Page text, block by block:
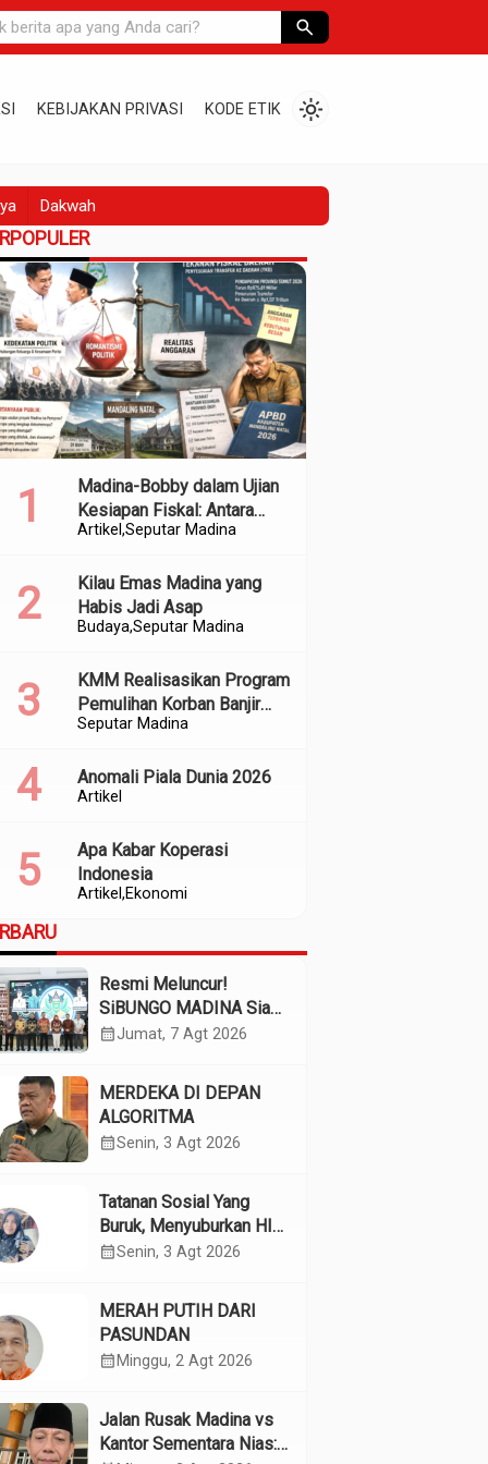
search
KEBIJAKAN PRIVASI KODE ETIK light_mode
Dakwah
Artikel Seputar Madina
Madina-Bobby dalam Ujian
Kesiapan Fiskal: Antara
Kedekatan Politik dan
BudayaSeputar Madina
Kilau Emas Madina yang
Habis Jadi Asap
Seputar Madina
KMM Realisasikan Program
Pemulihan Korban Banjir
dan Longsor di Kabupaten
Artikel
Anomali Piala Dunia 2026
Artikel Ekonomi
Apa Kabar Koperasi
Indonesia
Resmi Meluncur!
SiBUNGO MADINA Siap
Optimalkan Pendapatan
calendar_monthJumat, 7 Agt 2026
MERDEKA DI DEPAN
ALGORITMA
calendar_monthSenin, 3 Agt 2026
Tatanan Sosial Yang
Buruk, Menyuburkan HIV
Pada Remaja
calendar_monthSenin, 3 Agt 2026
MERAH PUTIH DARI
PASUNDAN
calendar_month Minggu, 2 Agt 2026
Jalan Rusak Madina vs
Kantor Sementara Nias: